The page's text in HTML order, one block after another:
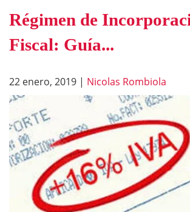
Régimen de
Fiscal: Guía...
22 enero, 2019 | Nicolas Rombiola